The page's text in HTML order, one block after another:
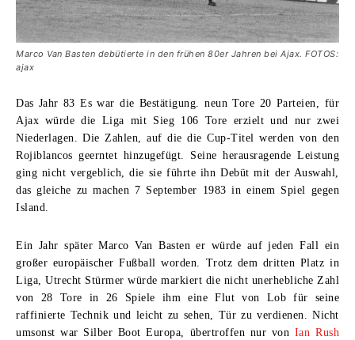
Marco Van Basten debütierte in den frühen 80er Jahren bei Ajax. FOTOS:
ajax
Das Jahr 83 Es war die Bestätigung. neun Tore 20 Parteien, für
Ajax würde die Liga mit Sieg 106 Tore erzielt und nur zwei
Niederlagen. Die Zahlen, auf die die Cup-Titel werden von den
Rojiblancos geerntet hinzugefügt. Seine herausragende Leistung
ging nicht vergeblich, die sie führte ihn Debüt mit der Auswahl,
das gleiche zu machen 7 September 1983 in einem Spiel gegen
Island.
Ein Jahr später Marco Van Basten er würde auf jeden Fall ein
großer europäischer Fußball worden. Trotz dem dritten Platz in
Liga, Utrecht Stürmer würde markiert die nicht unerhebliche Zahl
von 28 Tore in 26 Spiele ihm eine Flut von Lob für seine
raffinierte Technik und leicht zu sehen, Tür zu verdienen. Nicht
umsonst war Silber Boot Europa, übertroffen nur von Ian Rush